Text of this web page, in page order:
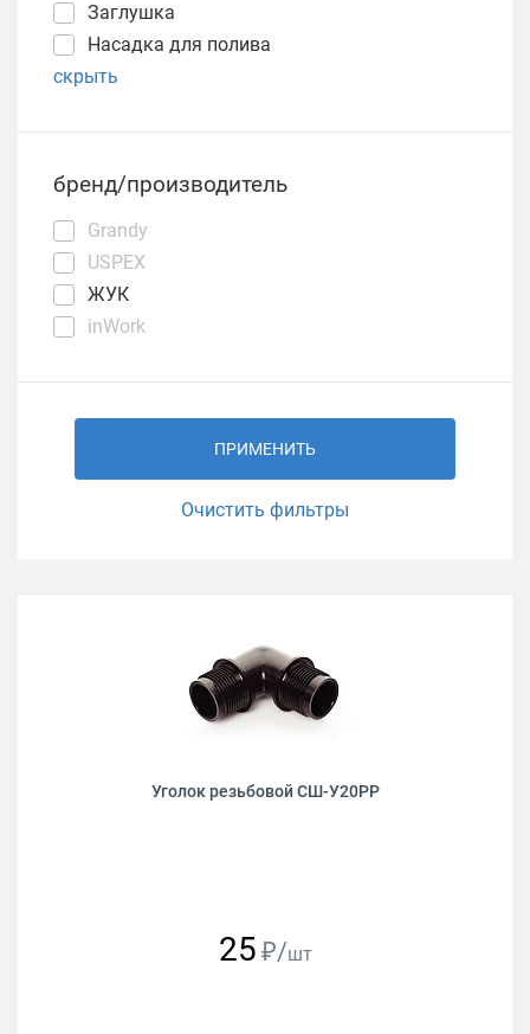
Заглушка
Насадка для полива
скрыть
бренд/производитель
Grandy
USPEХ
ЖУК
inWork
ПРИМЕНИТЬ
Очистить фильтры
Уголок резьбовой СШ-У20РР
25 ₽/шт